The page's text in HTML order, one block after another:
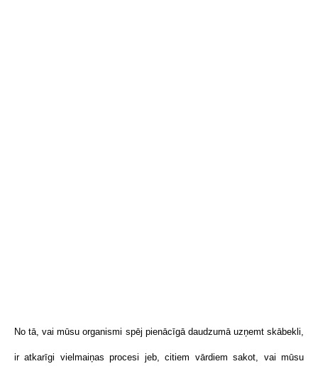
No tā, vai mūsu organismi spēj pienācīgā daudzumā uzņemt skābekli,
ir atkarīgi vielmaiņas procesi jeb, citiem vārdiem sakot, vai mūsu